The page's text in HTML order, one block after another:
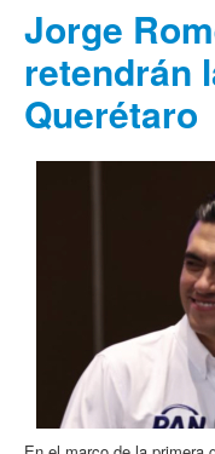
Jorge
retendrán
Querétaro